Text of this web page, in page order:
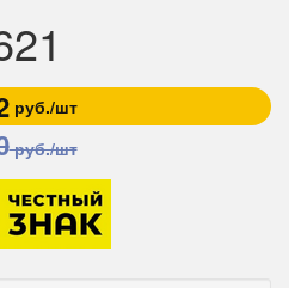
руб./шт
руб./шт